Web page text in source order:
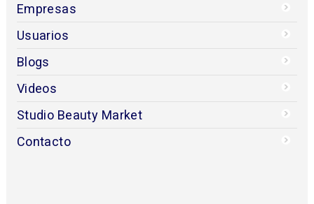
Empresas
Usuarios
Blogs
Videos
Studio Beauty Market
Contacto